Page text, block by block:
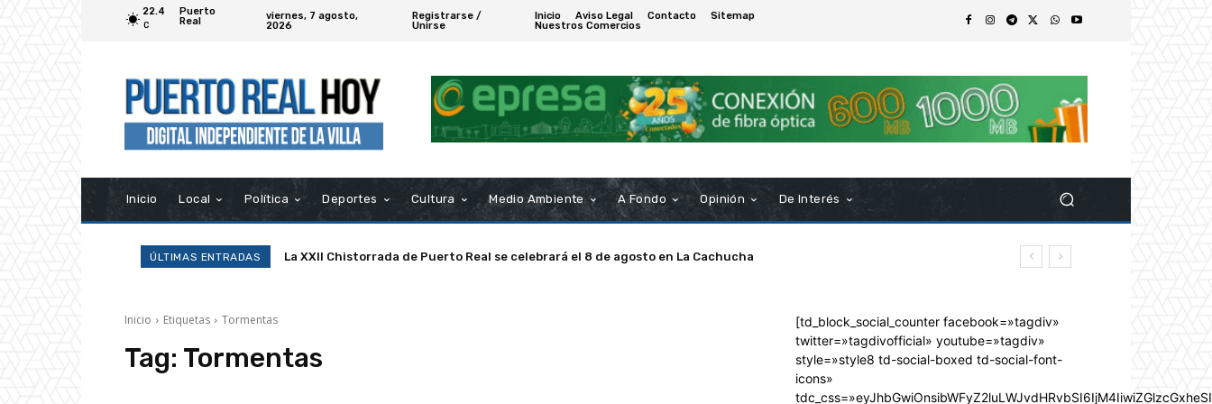
22.4
C
Puerto
Real
viernes, 7 agosto,
2026
Registrarse /
Unirse
Inicio Aviso Legal Contacto
Sitemap
Nuestros Comercios
Inicio Local Política Deportes Cultura Medio Ambiente A Fondo Opinión De Interés
ÚLTIMAS ENTRADAS La XXII Chistorrada de Puerto Real se celebrará el 8 de agosto en La Cachucha
Inicio Etiquetas Tormentas
Tag: Tormentas
[td_block_social_counter facebook=»tagdiv»
twitter=»tagdivofficial» youtube=»tagdiv»
style=»style8 td-social-boxed td-social-font-
icons»